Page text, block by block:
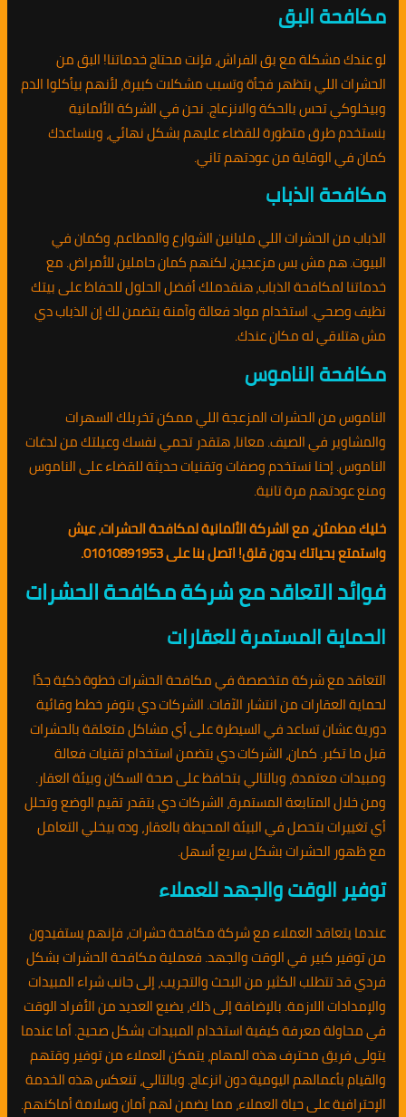
مكافحة البق
لو عندك مشكلة مع بق الفراش، فإنت محتاج خدماتنا! البق من
الحشرات اللي بتظهر فجأة وتسبب مشكلات كبيرة، لأنهم بيأكلوا الدم
وبيخلوكي تحس بالحكة والانزعاج. نحن في الشركة الألمانية
بنستخدم طرق متطورة للقضاء عليهم بشكل نهائي، وبنساعدك
كمان في الوقاية من عودتهم تاني.
مكافحة الذباب
الذباب من الحشرات اللي مليانين الشوارع والمطاعم، وكمان في
البيوت. هم مش بس مزعجين، لكنهم كمان حاملين للأمراض. مع
خدماتنا لمكافحة الذباب، هنقدملك أفضل الحلول للحفاظ على بيتك
نظيف وصحي. استخدام مواد فعالة وآمنة بتضمن لك إن الذباب دي
مش هتلاقي له مكان عندك.
مكافحة الناموس
الناموس من الحشرات المزعجة اللي ممكن تخربلك السهرات
والمشاوير في الصيف. معانا، هتقدر تحمي نفسك وعيلتك من لدغات
الناموس. إحنا نستخدم وصفات وتقنيات حديثة للقضاء على الناموس
ومنع عودتهم مرة تانية.
خليك مطمئن، مع الشركة الألمانية لمكافحة الحشرات، عيش
واستمتع بحياتك بدون قلق! اتصل بنا على 01010891953.
فوائد التعاقد مع شركة مكافحة الحشرات
الحماية المستمرة للعقارات
التعاقد مع شركة متخصصة في مكافحة الحشرات خطوة ذكية جدًا
لحماية العقارات من انتشار الآفات. الشركات دي بتوفر خطط وقائية
دورية عشان تساعد في السيطرة على أي مشاكل متعلقة بالحشرات
قبل ما تكبر. كمان، الشركات دي بتضمن استخدام تقنيات فعالة
ومبيدات معتمدة، وبالتالي بتحافظ على صحة السكان وبيئة العقار.
ومن خلال المتابعة المستمرة، الشركات دي بتقدر تقيم الوضع وتحلل
أي تغييرات بتحصل في البيئة المحيطة بالعقار، وده بيخلي التعامل
مع ظهور الحشرات بشكل سريع أسهل.
توفير الوقت والجهد للعملاء
عندما يتعاقد العملاء مع شركة مكافحة حشرات، فإنهم يستفيدون
من توفير كبير في الوقت والجهد. فعملية مكافحة الحشرات بشكل
فردي قد تتطلب الكثير من البحث والتجريب، إلى جانب شراء المبيدات
والإمدادات اللازمة. بالإضافة إلى ذلك، يضيع العديد من الأفراد الوقت
في محاولة معرفة كيفية استخدام المبيدات بشكل صحيح. أما عندما
يتولى فريق محترف هذه المهام، يتمكن العملاء من توفير وقتهم
والقيام بأعمالهم اليومية دون انزعاج. وبالتالي، تنعكس هذه الخدمة
الإحترافية على حياة العملاء، مما يضمن لهم أمان وسلامة أماكنهم.